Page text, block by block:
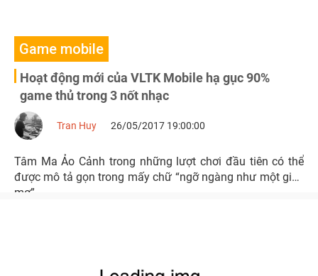
Game mobile
Hoạt động mới của VLTK Mobile hạ gục 90%
game thủ trong 3 nốt nhạc
Tran Huy 26/05/2017 19:00:00
Tâm Ma Ảo Cảnh trong những lượt chơi đầu tiên có thể
được mô tả gọn trong mấy chữ “ngỡ ngàng như một giấc
mơ”.